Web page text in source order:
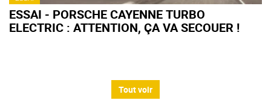
ESSAI - PORSCHE CAYENNE TURBO
ELECTRIC : ATTENTION, ÇA VA SECOUER !
Tout voir